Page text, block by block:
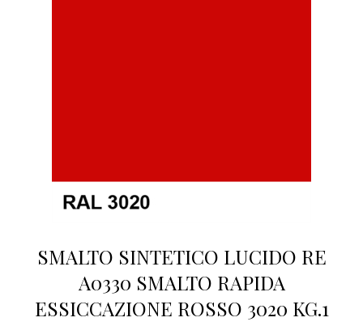
SMALTO SINTETICO LUCIDO RE
A0330 SMALTO RAPIDA
ESSICCAZIONE ROSSO 3020 KG.1